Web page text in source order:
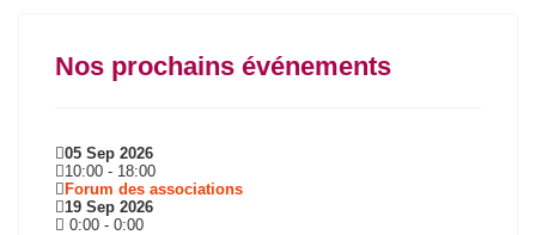
Nos prochains événements
05 Sep 2026
10:00 - 18:00
Forum des associations
19 Sep 2026
0:00 - 0:00